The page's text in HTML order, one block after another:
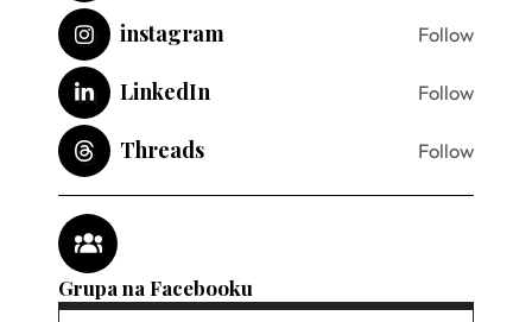
instagram Follow
LinkedIn Follow
Threads Follow
Grupa na Facebooku